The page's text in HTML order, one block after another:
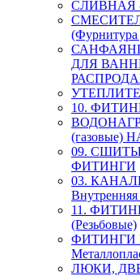
СЛИВНАЯ
(Фурнитура
ДЛЯ
10.
09.
ФИТИНГИ
03.
11.
(Резьбовые)
ФИТИНГИ
ЛЮКИ,